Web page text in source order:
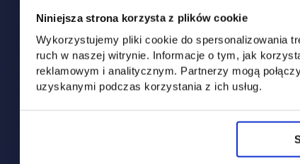
Niniejsza strona korzysta z plików cookie
Wykorzystujemy pliki cookie do spersonalizowania
ruch w naszej witrynie. Informacje o tym, jak
reklamowym i analitycznym. Partnerzy mogą
uzyskanymi podczas korzystania z ich usług.